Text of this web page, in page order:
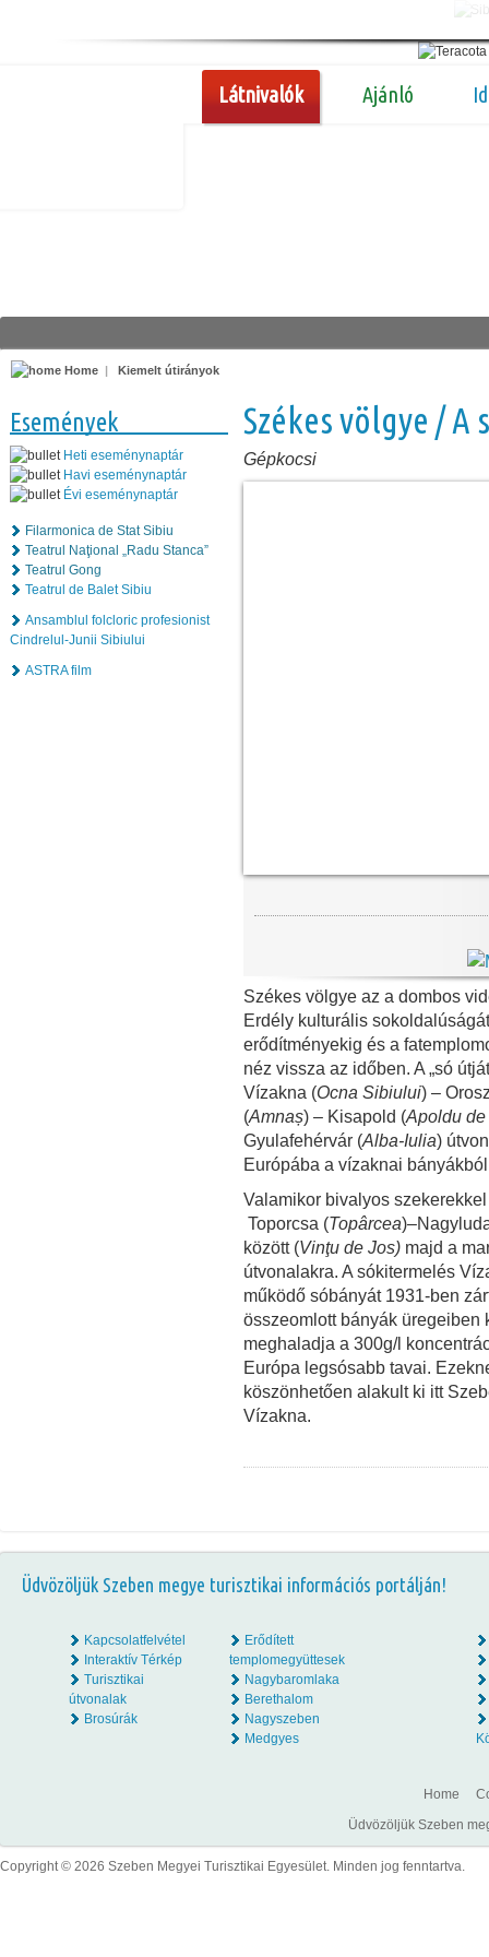
Látnivalók Ajánló
Home | Kiemelt útirányok
Események
Heti eseménynaptár
Havi eseménynaptár
Évi eseménynaptár
Filarmonica de Stat Sibiu
Teatrul Naţional „Radu Stanca”
Teatrul Gong
Teatrul de Balet Sibiu
Ansamblul folcloric profesionist
Cindrelul-Junii Sibiului
ASTRA film
Székes völgye / A
Gépkocsi
Székes völgye az a dombos
Erdély kulturális
erődítményekig és a
néz vissza az időben. A „só
Vízakna (Ocna Sibiului) –
(Amnaș) – Kisapold (Apoldu de
Gyulafehérvár (Alba-Iulia)
Európába a vízaknai bányákból
Valamikor bivalyos
Toporcsa (Topârcea
között (Vinţu de Jos) majd a
útvonalakra. A sókitermelés
működő sóbányát 1931-ben
összeomlott bányák üregeiben
meghaladja a 300g/l
Európa legsósabb tavai.
köszönhetően alakult ki itt
Vízakna.
Üdvözöljük Szeben megye turisztikai információs portálján!
Kapcsolatfelvétel
Interaktív Térkép
Turisztikai
útvonalak
Brosúrák
Erődített
templomegyüttesek
Nagybaromlaka
Berethalom
Nagyszeben
Medgyes
Home
Üdvözöljük Szeben
Copyright © 2026 Szeben Megyei Turisztikai Egyesület. Minden jog fenntartva.